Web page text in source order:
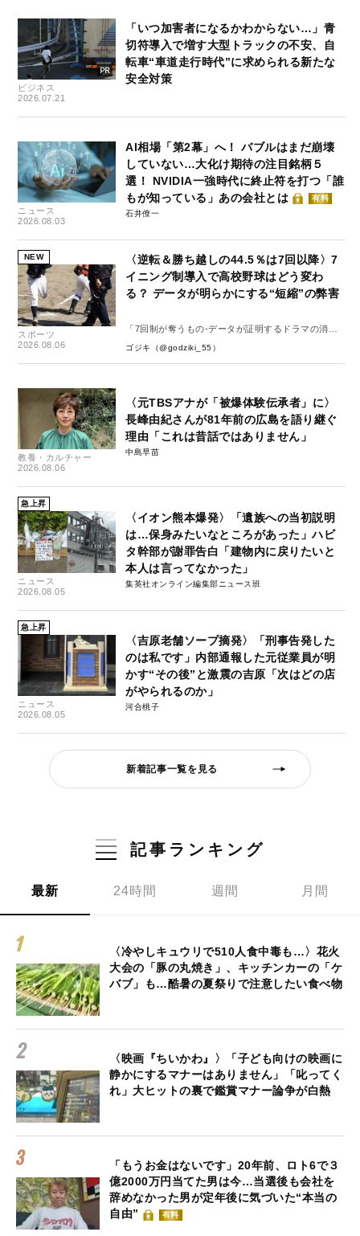
ビジネス
2026.07.21
「いつ加害者になるかわからない…」青
切符導入で増す大型トラックの不安、自
転車“車道走行時代”に求められる新たな
安全対策
ニュース
2026.08.03
AI相場「第2幕」へ！ バブルはまだ崩壊
していない…大化け期待の注目銘柄５
選！ NVIDIA一強時代に終止符を打つ「誰
もが知っている」あの会社とは
有料
石井僚一
NEW
スポーツ
2026.08.06
〈逆転＆勝ち越しの44.5％は7回以降〉7
イニング制導入で高校野球はどう変わ
る？ データが明らかにする“短縮”の弊害
「7回制が奪うもの-データが証明するドラマの消
失-」
ゴジキ（@godziki_55）
教養・カルチャー
2026.08.06
〈元TBSアナが「被爆体験伝承者」に〉
長峰由紀さんが81年前の広島を語り継ぐ
理由「これは昔話ではありません」
中島早苗
急上昇
ニュース
2026.08.05
〈イオン熊本爆発〉「遺族への当初説明
は…保身みたいなところがあった」ハビ
タ幹部が謝罪告白「建物内に戻りたいと
本人は言ってなかった」
集英社オンライン編集部ニュース班
急上昇
ニュース
2026.08.05
〈吉原老舗ソープ摘発〉「刑事告発した
のは私です」内部通報した元従業員が明
かす“その後”と激震の吉原「次はどの店
がやられるのか」
河合桃子
新着記事一覧を見る
記事ランキング
最新 24時間 週間 月間
〈冷やしキュウリで510人食中毒も…〉花火
大会の「豚の丸焼き」、キッチンカーの「ケ
バブ」も…酷暑の夏祭りで注意したい食べ物
〈映画『ちいかわ』〉「子ども向けの映画に
静かにするマナーはありません」「叱ってく
れ」大ヒットの裏で鑑賞マナー論争が白熱
「もうお金はないです」20年前、ロト6で３
億2000万円当てた男は今…当選後も会社を
辞めなかった男が定年後に気づいた“本当の
自由”
有料